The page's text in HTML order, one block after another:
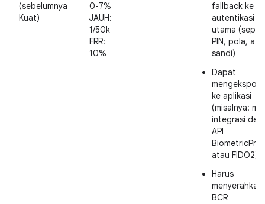
(sebelumnya
Kuat)
0-7%
JAUH:
1/50k
FRR:
10%
fallback ke
autentikasi
utama
PIN, pola,
sandi)
Dapat
mengekspos
ke aplikasi
(misalnya:
integrasi
API
atau FIDO2)
Harus
menyerahkan
BCR